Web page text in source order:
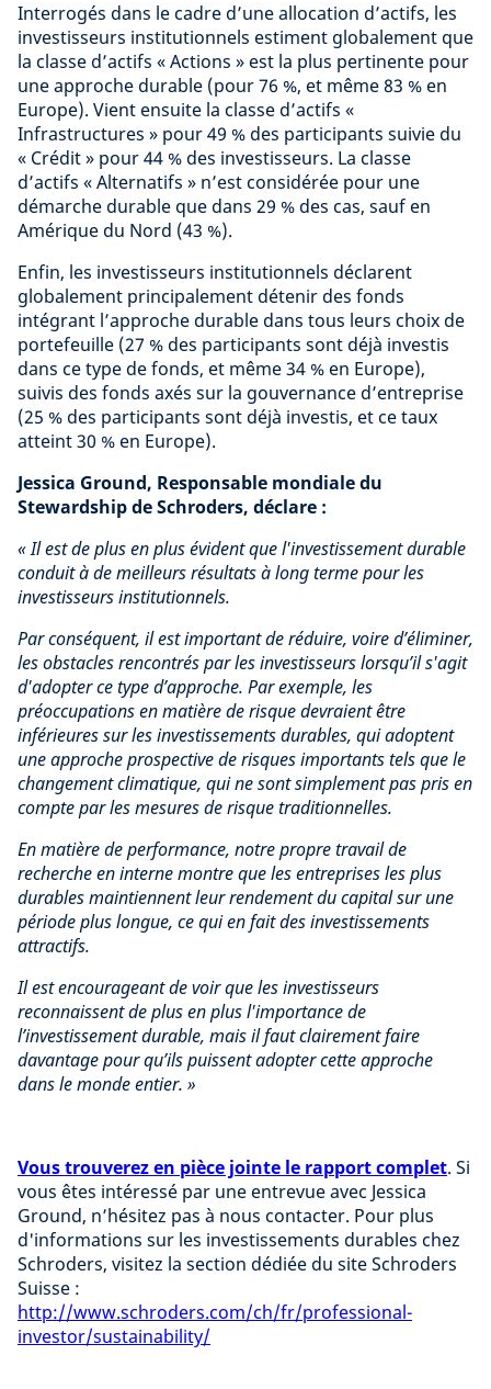
Interrogés dans le cadre d’une allocation d’actifs, les
investisseurs institutionnels estiment globalement que
la classe d’actifs « Actions » est la plus pertinente pour
une approche durable (pour 76 %, et même 83 % en
Europe). Vient ensuite la classe d’actifs «
Infrastructures » pour 49 % des participants suivie du
« Crédit » pour 44 % des investisseurs. La classe
d’actifs « Alternatifs » n’est considérée pour une
démarche durable que dans 29 % des cas, sauf en
Amérique du Nord (43 %).
Enfin, les investisseurs institutionnels déclarent
globalement principalement détenir des fonds
intégrant l’approche durable dans tous leurs choix de
portefeuille (27 % des participants sont déjà investis
dans ce type de fonds, et même 34 % en Europe),
suivis des fonds axés sur la gouvernance d’entreprise
(25 % des participants sont déjà investis, et ce taux
atteint 30 % en Europe).
Jessica Ground, Responsable mondiale du
Stewardship de Schroders, déclare :
« Il est de plus en plus évident que l'investissement durable
conduit à de meilleurs résultats à long terme pour les
investisseurs institutionnels.
Par conséquent, il est important de réduire, voire d’éliminer,
les obstacles rencontrés par les investisseurs lorsqu’il s'agit
d'adopter ce type d’approche. Par exemple, les
préoccupations en matière de risque devraient être
inférieures sur les investissements durables, qui adoptent
une approche prospective de risques importants tels que le
changement climatique, qui ne sont simplement pas pris en
compte par les mesures de risque traditionnelles.
En matière de performance, notre propre travail de
recherche en interne montre que les entreprises les plus
durables maintiennent leur rendement du capital sur une
période plus longue, ce qui en fait des investissements
attractifs.
Il est encourageant de voir que les investisseurs
reconnaissent de plus en plus l'importance de
l’investissement durable, mais il faut clairement faire
davantage pour qu’ils puissent adopter cette approche
dans le monde entier. »
Vous trouverez en pièce jointe le rapport complet. Si
vous êtes intéressé par une entrevue avec Jessica
Ground, n’hésitez pas à nous contacter. Pour plus
d'informations sur les investissements durables chez
Schroders, visitez la section dédiée du site Schroders
Suisse :
http://www.schroders.com/ch/fr/professional-
investor/sustainability/